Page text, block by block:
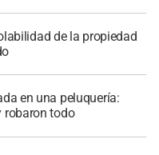
de la propiedad
en una peluquería:
robaron todo